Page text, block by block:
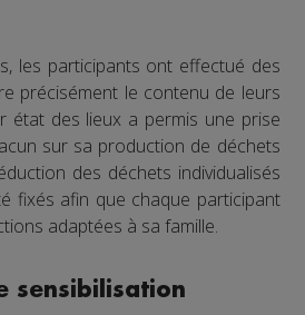
les participants ont effectué des
précisément le contenu de leurs
état des lieux a permis une prise
sur sa production de déchets
des déchets individualisés
fixés afin que chaque participant
adaptées à sa famille.
sensibilisation